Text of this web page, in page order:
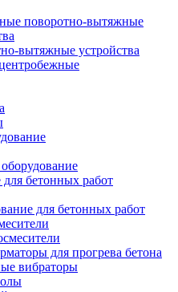
поворотно-вытяжные
вытяжные устройства
бетонных работ
для бетонных работ
для прогрева бетона
вибраторы